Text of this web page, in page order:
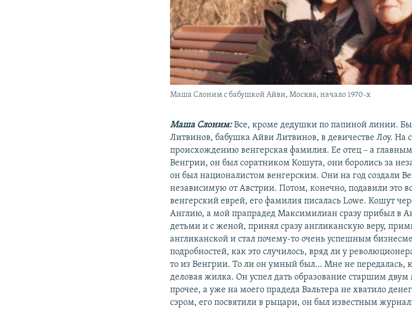
Маша Слоним с бабушкой Айви, Москва, начало 1970-х
Маша Слоним:Все, кроме дедушки по папиной линии.
Литвинов, бабушка Айви Литвинов, в девичестве Лоу. На
происхождению венгерская фамилия. Ее отец – а
Венгрии, он был соратником Кошута, они боролись за
он был националистом венгерским. Они на год создали
независимую от Австрии. Потом, конечно, подавили это
венгерский еврей, его фамилия писалась Lowe. Кошут
Англию, а мой прапрадед Максимилиан сразу прибыл в
детьми и с женой, принял сразу англиканскую веру,
англиканской и стал почему-то очень успешным
подробностей, как это случилось, вряд ли у
то из Венгрии. То ли он умный был… Мне не передалась,
деловая жилка. Он успел дать образование старшим
прочее, а уже на моего прадеда Вальтера не хватило
сэром, его посвятили в рыцари, он был известным